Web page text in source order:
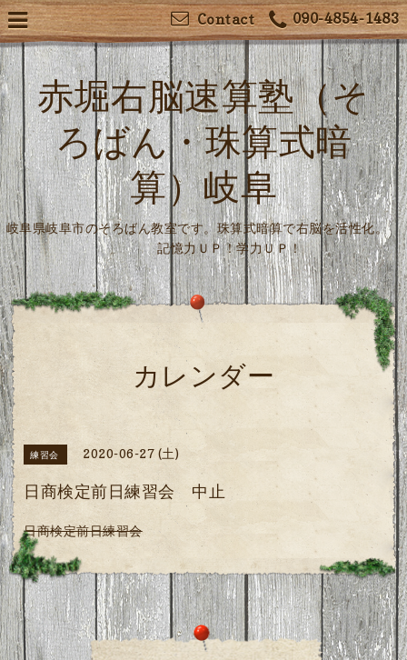
090-4854-1483
Contact
赤堀右脳速算塾（そ
ろばん・珠算式暗
算）岐阜
岐阜県岐阜市のそろばん教室です。珠算式暗算で右脳を活性化。
記憶力ＵＰ！学力ＵＰ！
カレンダー
練習会 2020-06-27 (土)
日商検定前日練習会 中止
日商検定前日練習会